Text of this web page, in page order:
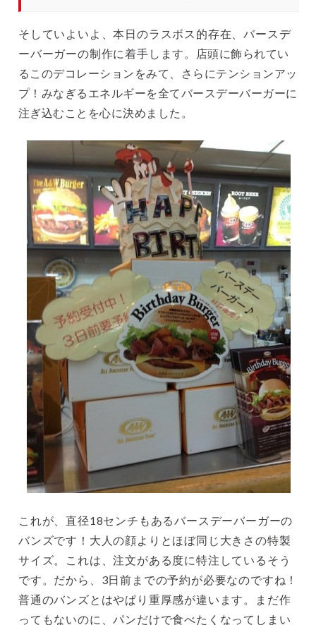
そしていよいよ、本日のラスボス的存在、バースデ
ーバーガーの制作に着手します。
店頭に飾られてい
るこのデコレーションをみて、さらにテンションアッ
プ！みなぎるエネルギーを全てバースデーバーガーに
注ぎ込むことを心に決めました。
これが、直径18センチもあるバースデーバーガーの
バンズです！大人の顔よりとほぼ同じ大きさの特製
サイズ。これは、注文がある度に特注しているそう
です。だから、3日前までの予約が必要なのですね！
普通のバンズとはやぱり重厚感が違います。まだ作
ってもないのに、パンだけで食べたくなってしまい